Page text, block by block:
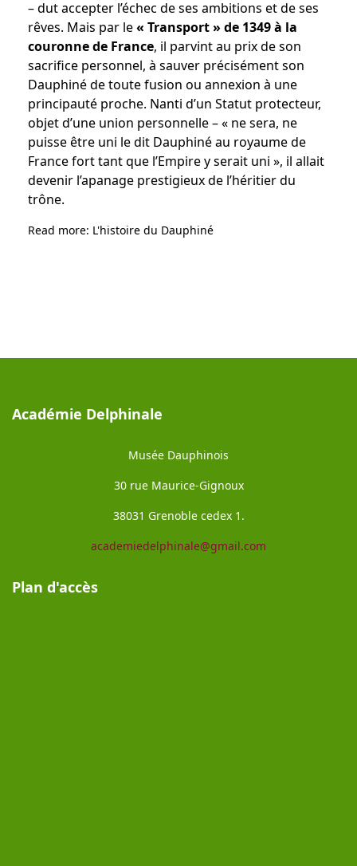
– dut accepter l’échec de ses ambitions et de ses
rêves. Mais par le« Transport » de 1349 à la
couronne de France, il parvint au prix de son
sacrifice personnel, à sauver précisément son
Dauphiné de toute fusion ou annexion à une
principauté proche. Nanti d’un Statut protecteur,
objet d’une union personnelle – « ne sera, ne
puisse être uni le dit Dauphiné au royaume de
France fort tant que l’Empire y serait uni », il allait
devenir l’apanage prestigieux de l’héritier du
trône.
Read more: L'histoire du Dauphiné
Académie Delphinale
Musée Dauphinois
30 rue Maurice-Gignoux
38031 Grenoble cedex 1.
academiedelphinale@gmail.com
Plan d'accès